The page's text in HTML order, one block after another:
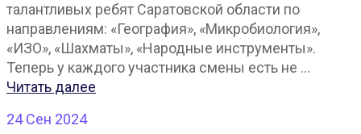
талантливых ребят Саратовской области по
направлениям: «География», «Микробиология»,
«ИЗО», «Шахматы», «Народные инструменты».
Теперь у каждого участника смены есть не …
Читать далее
24Сен 2024